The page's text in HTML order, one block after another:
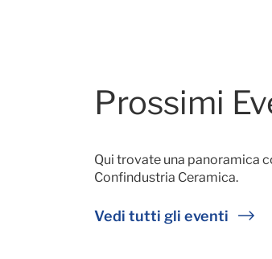
Prossimi
Qui trovate una panoramica
Confindustria Ceramica.
Vedi tutti gli eventi